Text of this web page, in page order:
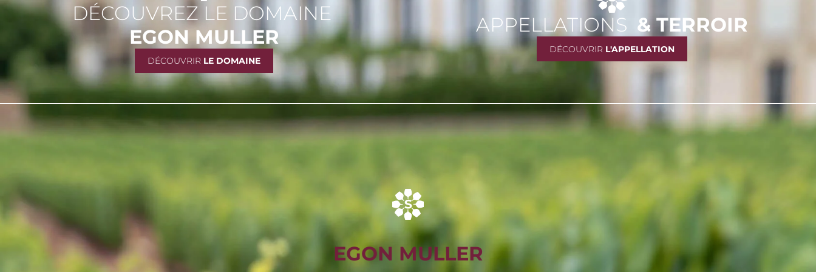
DÉCOUVREZ LE DOMAINE
EGON MULLER
DÉCOUVRIR LE DOMAINE
APPELLATIONS & TERROIR
DÉCOUVRIR L'APPELLATION
EGON MULLER